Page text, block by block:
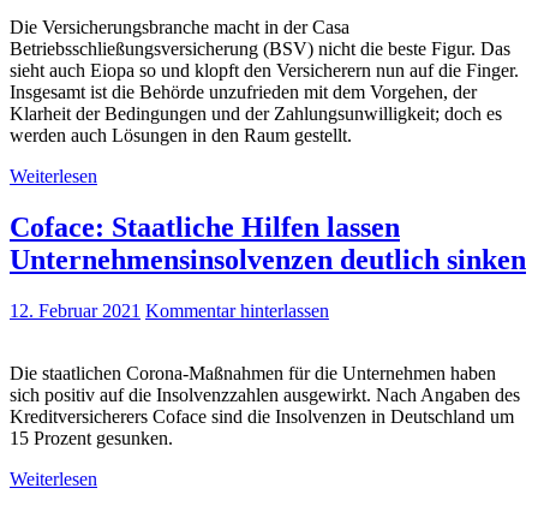
Die Versicherungsbranche macht in der Casa
Betriebsschließungsversicherung (BSV) nicht die beste Figur. Das
sieht auch Eiopa so und klopft den Versicherern nun auf die Finger.
Insgesamt ist die Behörde unzufrieden mit dem Vorgehen, der
Klarheit der Bedingungen und der Zahlungsunwilligkeit; doch es
werden auch Lösungen in den Raum gestellt.
Weiterlesen
Coface: Staatliche Hilfen lassen
Unternehmensinsolvenzen deutlich sinken
12. Februar 2021 Kommentar hinterlassen
Die staatlichen Corona-Maßnahmen für die Unternehmen haben
sich positiv auf die Insolvenzzahlen ausgewirkt. Nach Angaben des
Kreditversicherers Coface sind die Insolvenzen in Deutschland um
15 Prozent gesunken.
Weiterlesen